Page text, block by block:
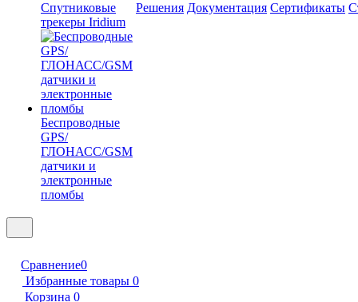
Спутниковые
трекеры Iridium
Беспроводные
GPS/
ГЛОНАСС/GSM
датчики и
электронные
пломбы
Решения Документация Сертификаты
Сравнение0
Избранные товары 0
Корзина 0